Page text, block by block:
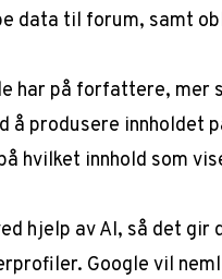
data til forum, samt
har på forfattere, mer
å produsere innholdet
hvilket innhold som
hjelp av AI, så det gir
Google vil